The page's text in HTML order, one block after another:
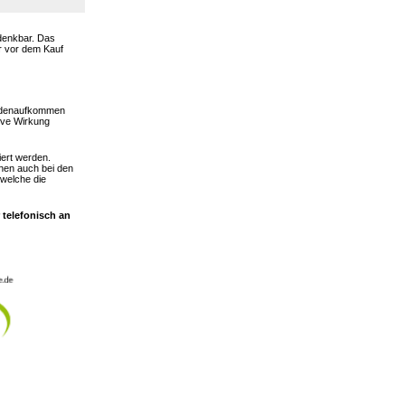
Das
vor dem Kauf
Wirkung
werden.
auch bei den
die
telefonisch an